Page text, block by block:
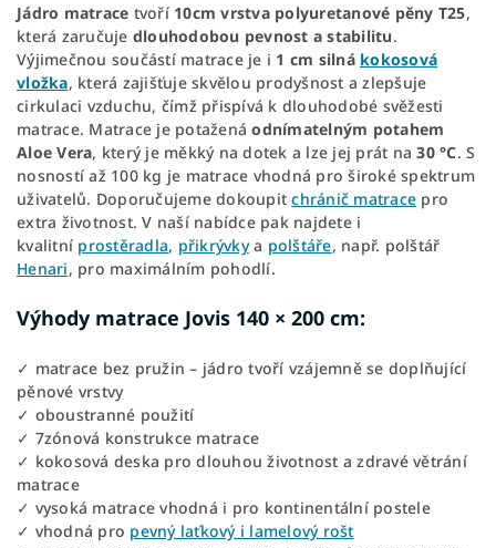
Jádro matrace tvoří 10cm vrstva polyuretanové pěny T25,
která zaručuje dlouhodobou pevnost a stabilitu.
Výjimečnou součástí matrace je i 1 cm silná kokosová
vložka, která zajišťuje skvělou prodyšnost a zlepšuje
cirkulaci vzduchu, čímž přispívá k dlouhodobé svěžesti
matrace. Matrace je potaženáodnímatelným potahem
Aloe Vera, který je měkký na dotek a lze jej prát na30 °C. S
nosností až 100 kg je matrace vhodná pro široké spektrum
uživatelů. Doporučujeme dokoupitchránič matrace pro
extra životnost. V naší nabídce pak najdete i
kvalitní prostěradla, přikrývkya polštáře, např. polštář
Henari, pro maximálním pohodlí.
Výhody matrace Jovis 140 × 200 cm:
✓ matrace bez pružin – jádro tvoří vzájemně se doplňující
pěnové vrstvy
✓ oboustranné použití
✓ 7zónová konstrukce matrace
✓ kokosová deska pro dlouhou životnost a zdravé větrání
matrace
✓ vysoká matrace vhodná i pro kontinentální postele
✓ vhodná pro pevný laťkový i lamelový rošt